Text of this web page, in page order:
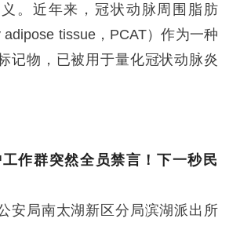
。近年来，冠状动脉周围脂肪
adipose tissue，PCAT）作为一种
记物，已被用于量化冠状动脉炎
作群突然全员禁言！下一秒民
安局南太湖新区分局滨湖派出所